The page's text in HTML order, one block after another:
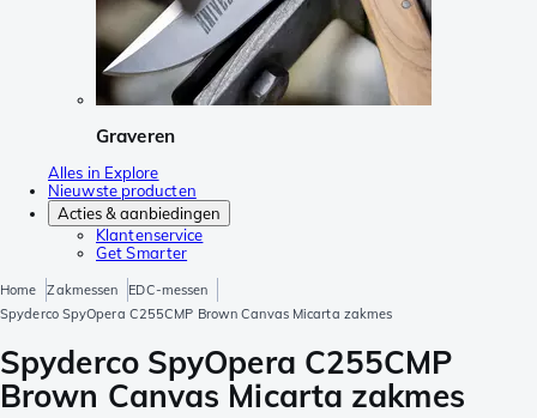
Graveren
Alles in Explore
Nieuwste producten
Acties & aanbiedingen
Klantenservice
Get Smarter
Home Zakmessen
EDC-messen
Spyderco SpyOpera C255CMP Brown Canvas Micarta zakmes
Spyderco SpyOpera C255CMP
Brown Canvas Micarta zakmes